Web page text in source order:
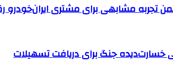
تجربه مشابهی برای مشتری ایران‌خودرو